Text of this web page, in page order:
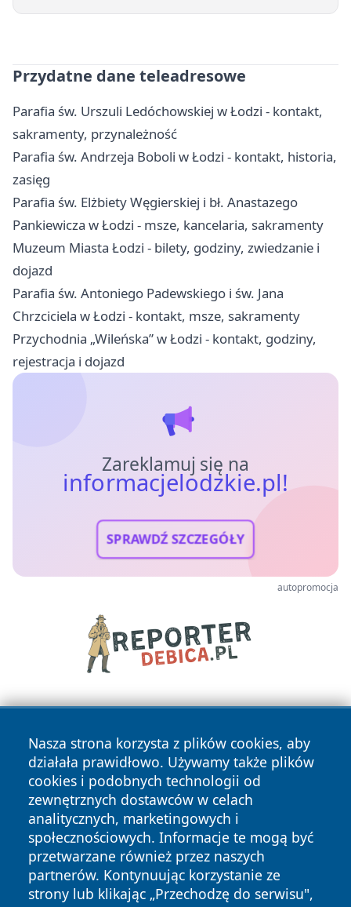
Przydatne dane teleadresowe
Parafia św. Urszuli Ledóchowskiej w Łodzi - kontakt,
sakramenty, przynależność
Parafia św. Andrzeja Boboli w Łodzi - kontakt, historia,
zasięg
Parafia św. Elżbiety Węgierskiej i bł. Anastazego
Pankiewicza w Łodzi - msze, kancelaria, sakramenty
Muzeum Miasta Łodzi - bilety, godziny, zwiedzanie i
dojazd
Parafia św. Antoniego Padewskiego i św. Jana
Chrzciciela w Łodzi - kontakt, msze, sakramenty
Przychodnia „Wileńska” w Łodzi - kontakt, godziny,
rejestracja i dojazd
Zareklamuj się na
informacjelodzkie.pl!
SPRAWDŹ SZCZEGÓŁY
autopromocja
Nasza strona korzysta z plików cookies, aby
działała prawidłowo. Używamy także plików
cookies i podobnych technologii od
zewnętrznych dostawców w celach
analitycznych, marketingowych i
społecznościowych. Informacje te mogą być
przetwarzane również przez naszych
partnerów. Kontynuując korzystanie ze
strony lub klikając „Przechodzę do serwisu",
Copyright © 2026 informacjelodzkie.pl Wszystkie prawa
zastrzeżone.
News Autorzy
Polityka
Prywatności
Polityka
Cookies